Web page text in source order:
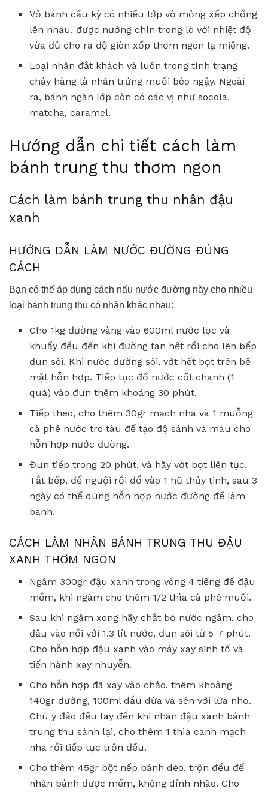
Vỏ bánh cầu kỳ có nhiều lớp vỏ mỏng xếp chồng
lên nhau, được nướng chín trong lò với nhiệt độ
vừa đủ cho ra độ giòn xốp thơm ngon lạ miệng.
Loại nhân đắt khách và luôn trong tình trạng
cháy hàng là nhân trứng muối béo ngậy. Ngoài
ra, bánh ngàn lớp còn có các vị như socola,
matcha, caramel.
Hướng dẫn chi tiết cách làm
bánh trung thu thơm ngon
Cách làm bánh trung thu nhân đậu
xanh
HƯỚNG DẪN LÀM NƯỚC ĐƯỜNG ĐÚNG
CÁCH
Bạn có thể áp dụng cách nấu nước đường này cho nhiều
loại bánh trung thu có nhân khác nhau:
Cho 1kg đường vàng vào 600ml nước lọc và
khuấy đều đến khi đường tan hết rồi cho lên bếp
đun sôi. Khi nước đường sôi, vớt hết bọt trên bề
mặt hỗn hợp. Tiếp tục đổ nước cốt chanh (1
quả) vào đun thêm khoảng 30 phút.
Tiếp theo, cho thêm 30gr mạch nha và 1 muỗng
cà phê nước tro tàu để tạo độ sánh và màu cho
hỗn hợp nước đường.
Đun tiếp trong 20 phút, và hãy vớt bọt liên tục.
Tắt bếp, để nguội rồi đổ vào 1 hũ thủy tinh, sau 3
ngày có thể dùng hỗn hợp nước đường để làm
bánh.
CÁCH LÀM NHÂN BÁNH TRUNG THU ĐẬU
XANH THƠM NGON
Ngâm 300gr đậu xanh trong vòng 4 tiếng để đậu
mềm, khi ngâm cho thêm 1/2 thìa cà phê muối.
Sau khi ngâm xong hãy chắt bỏ nước ngâm, cho
đậu vào nồi với 1.3 lít nước, đun sôi từ 5-7 phút.
Cho hỗn hợp đậu xanh vào máy xay sinh tố và
tiến hành xay nhuyễn.
Cho hỗn hợp đã xay vào chảo, thêm khoảng
140gr đường, 100ml dầu dừa và sên với lửa nhỏ.
Chú ý đảo đều tay đến khi nhân đậu xanh bánh
trung thu sánh lại, cho thêm 1 thìa canh mạch
nha rồi tiếp tục trộn đều.
Cho thêm 45gr bột nếp bánh dẻo, trộn đều để
nhân bánh được mềm, không dính nhão. Cho